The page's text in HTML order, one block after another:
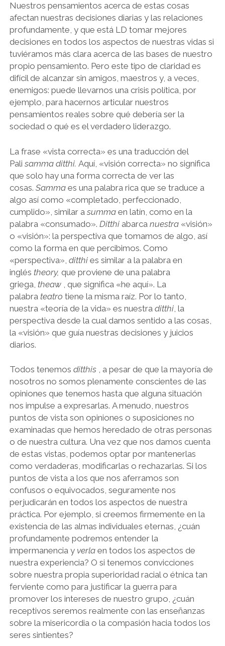
Nuestros pensamientos acerca de estas cosas
afectan nuestras decisiones diarias y las relaciones
profundamente, y que está LD tomar mejores
decisiones en todos los aspectos de nuestras vidas si
tuviéramos más clara acerca de las bases de nuestro
propio pensamiento. Pero este tipo de claridad es
difícil de alcanzar sin amigos, maestros y, a veces,
enemigos: puede llevarnos una crisis política, por
ejemplo, para hacernos articular nuestros
pensamientos reales sobre qué debería ser la
sociedad o qué es el verdadero liderazgo.
La frase «vista correcta» es una traducción del
Pali samma ditthi. Aquí, «visión correcta» no significa
que solo hay una forma correcta de ver las
cosas. Sammaes una palabra rica que se traduce a
algo así como «completado, perfeccionado,
cumplido», similar a summaen latín, como en la
palabra «consumado». Ditthiabarca nuestra«visión»
o «visión»: la perspectiva que tomamos de algo, así
como la forma en que percibimos. Como
«perspectiva», ditthies similar a la palabra en
inglés theory, que proviene de una palabra
griega, theaw, que significa «he aquí». La
palabra teatro tiene la misma raíz. Por lo tanto,
nuestra «teoría de la vida» es nuestra ditthi, la
perspectiva desde la cual damos sentido a las cosas,
la «visión» que guía nuestras decisiones y juicios
diarios.
Todos tenemos ditthis, a pesar de que la mayoría de
nosotros no somos plenamente conscientes de las
opiniones que tenemos hasta que alguna situación
nos impulse a expresarlas. A menudo, nuestros
puntos de vista son opiniones o suposiciones no
examinadas que hemos heredado de otras personas
o de nuestra cultura. Una vez que nos damos cuenta
de estas vistas, podemos optar por mantenerlas
como verdaderas, modificarlas o rechazarlas. Si los
puntos de vista a los que nos aferramos son
confusos o equivocados, seguramente nos
perjudicarán en todos los aspectos de nuestra
práctica. Por ejemplo, si creemos firmemente en la
existencia de las almas individuales eternas, ¿cuán
profundamente podremos entender la
impermanencia y verlaen todos los aspectos de
nuestra experiencia? O si tenemos convicciones
sobre nuestra propia superioridad racial o étnica tan
ferviente como para justificar la guerra para
promover los intereses de nuestro grupo, ¿cuán
receptivos seremos realmente con las enseñanzas
sobre la misericordia o la compasión hacia todos los
seres sintientes?